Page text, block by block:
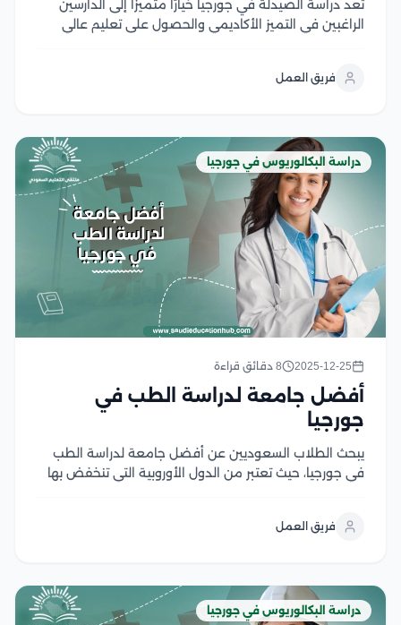
تعد دراسة الصيدلة في جورجيا خيارًا متميزًا إلى الدارسين
الراغبين في التميز الأكاديمي والحصول على تعليم عالي
المجالات، كما تتميز الجامعات باستخدام أحدث...
فريق العمل
دراسة البكالوريوس في جورجيا
2025-12-25 8 دقائق قراءة
أفضل جامعة لدراسة الطب في
جورجيا
يبحث الطلاب السعوديين عن أفضل جامعة لدراسة الطب
في جورجيا، حيث تعتبر من الدول الأوروبية التي تنخفض بها
يمكن الطلاب من دراسة...
فريق العمل
دراسة البكالوريوس في جورجيا